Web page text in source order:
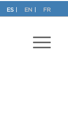
ES EN FR